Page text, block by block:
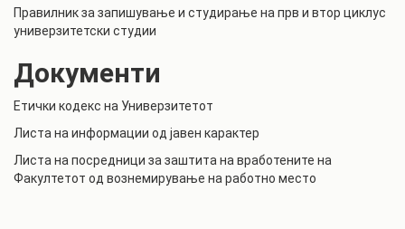
Правилник за запишување и студирање на прв и втор циклус
универзитетски студии
Документи
Етички кодекс на Универзитетот
Листа на информации од јавен карактер
Листа на посредници за заштита на вработените на
Факултетот од вознемирување на работно место